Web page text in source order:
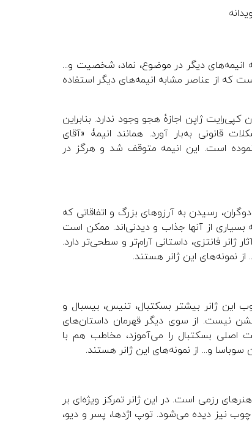
‌انیمه‌های دیگر در موضوع، نماد، شخصیت و...
که از عناصر مشابه انیمه‌های دیگر استفاده
ژاپن اجازۀ هجو وجود ندارد. بنابراین
به‌بار آورد. همانند انیمۀ «آقای
است. این انیمه متوقف شد و هرگز در
رسیدن به آرزوهای بزرگ و اتفاقاتی که
بسیاری از آنها جذاب و دیدنی‌اند. ممکن است
ژانر فانتزی، داستانی آرام‌تر و سطحی‌تر دارد.
نمونه‌های این ژانر هستند.
این ژانر بیشتر بسکتبال، تنیس، بیسبال و
نیست. از سوی دیگر قهرمان داستان‌های
بسکتبال را می‌آموزد، مخاطب هم با
و... از نمونه‌های این ژانر هستند.
رزمی است. در این ژانر تمرکز ویژه‌ای بر
چوب نیز دیده می‌شود. توپ اژدها، پسر و دیو،